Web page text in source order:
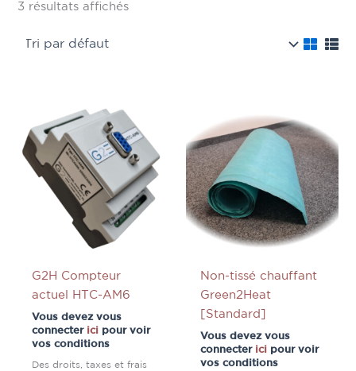
3 résultats affichés
G2H Compteur
actuel HTC-AM6
Vous devez vous
connecter ici pour voir
vos conditions
Des droits, taxes et frais
Non-tissé chauffant
Green2Heat
[Standard]
Vous devez vous
connecter ici pour voir
vos conditions